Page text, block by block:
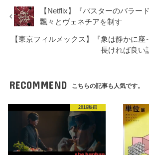
【Netflix】『バスターのバラー
飄々とヴェネチアを制す
【東京フィルメックス】『象は静かに座
長ければ良い
RECOMMEND こちらの記事も人気です。
2016映画